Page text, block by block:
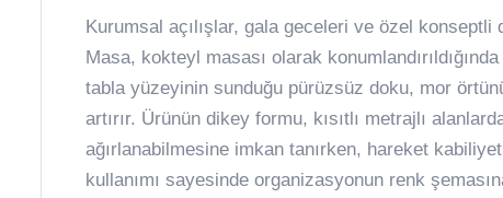
Kurumsal açılışlar, gala geceleri ve özel
Masa, kokteyl masası olarak
tabla yüzeyinin sunduğu pürüzsüz doku, mor
artırır. Ürünün dikey formu, kısıtlı metrajlı
ağırlanabilmesine imkan tanırken, hareket
kullanımı sayesinde organizasyonun renk